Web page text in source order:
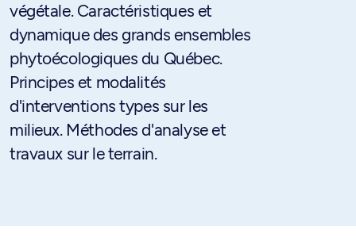
végétale. Caractéristiques et
dynamique des grands ensembles
phytoécologiques du Québec.
Principes et modalités
d'interventions types sur les
milieux. Méthodes d'analyse et
travaux sur le terrain.